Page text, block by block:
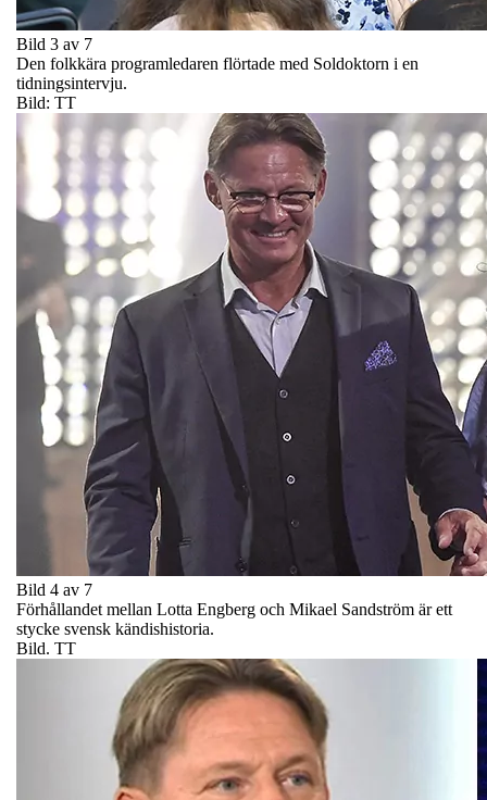
Bild 3 av 7
Den folkkära programledaren flörtade med Soldoktorn i en
tidningsintervju.
Bild: TT
Bild 4 av 7
Förhållandet mellan Lotta Engberg och Mikael Sandström är ett
stycke svensk kändishistoria.
Bild. TT